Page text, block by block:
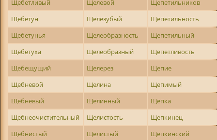
Щебетливый
Щелевой
Щепетильников
Щебетун
Щелезубый
Щепетильность
Щебетунья
Щелеобразность
Щепетильный
Щебетуха
Щелеобразный
Щепетливость
Щебещущий
Щелерез
Щепие
Щебневой
Щелина
Щепимый
Щебневый
Щелинный
Щепка
Щебнеочистительный
Щелистость
Щепкинец
Щебнистый
Щелистый
Щепкинский